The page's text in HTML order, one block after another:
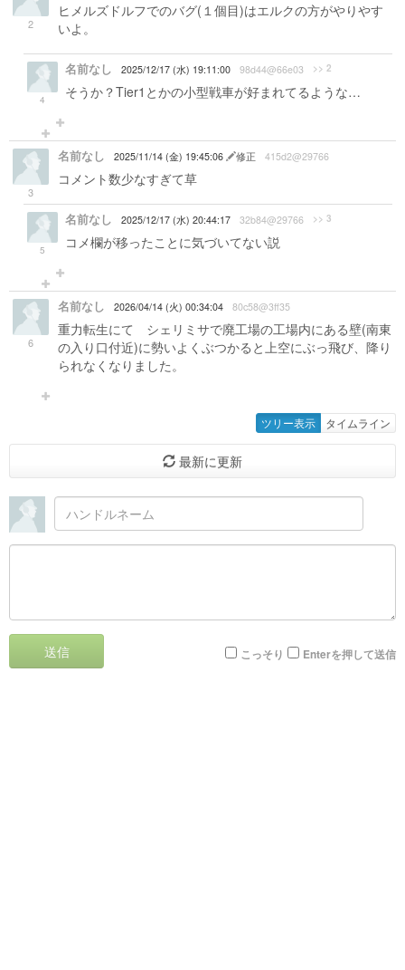
2
ヒメルズドルフでのバグ(１個目)はエルクの方がやりやす
いよ。
4
名前なし 2025/12/17 (水) 19:11:00 98d44@66e03 >> 2
そうか？Tier1とかの小型戦車が好まれてるような…
3
名前なし 2025/11/14 (金) 19:45:06 修正 415d2@29766
コメント数少なすぎて草
5
名前なし 2025/12/17 (水) 20:44:17 32b84@29766 >> 3
コメ欄が移ったことに気づいてない説
6
名前なし 2026/04/14 (火) 00:34:04 80c58@3ff35
重力転生にて シェリミサで廃工場の工場内にある壁(南東
の入り口付近)に勢いよくぶつかると上空にぶっ飛び、降り
られなくなりました。
ツリー表示 タイムライン
最新に更新
送信 こっそり Enterを押して送信